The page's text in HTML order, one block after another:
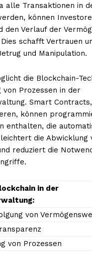
alle Transaktionen in
können
den Verlauf der
schafft Vertrauen
und Manipulation.
die Blockchain-
von Prozessen in der
Smart
können
enthalten, die
die Abwicklung
reduziert die
in der
von
von Prozessen